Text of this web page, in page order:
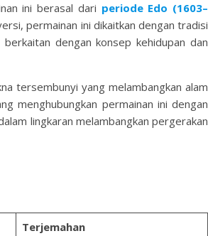
ini berasal dari periode Edo (1603–
permainan ini dikaitkan dengan tradisi
dengan konsep kehidupan dan
tersembunyi yang melambangkan alam
menghubungkan permainan ini dengan
lingkaran melambangkan pergerakan
Terjemahan